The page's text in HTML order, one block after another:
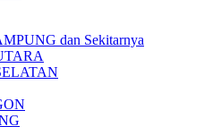
dan Sekitarnya